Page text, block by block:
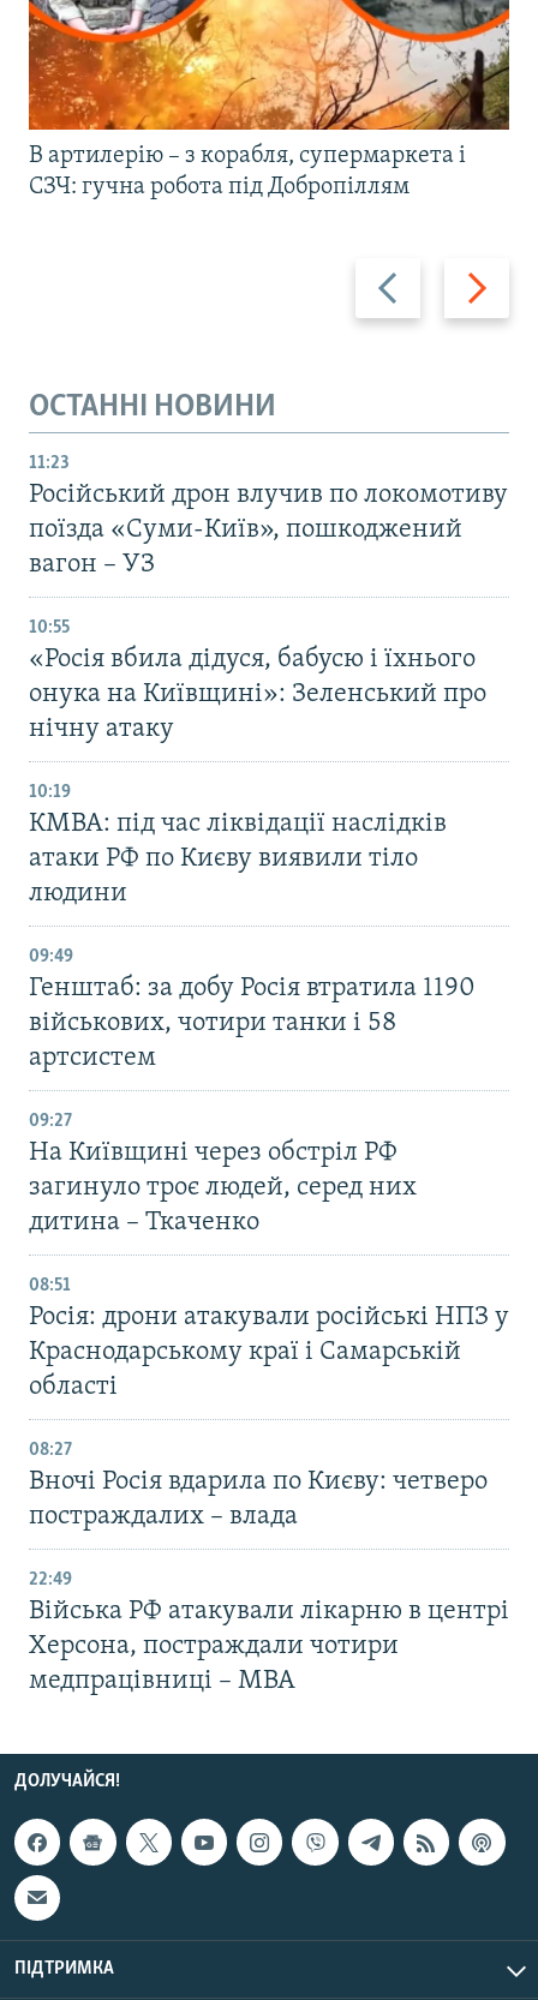
Назад Вперед
В артилерію – з корабля, супермаркета і
СЗЧ: гучна робота під Добропіллям
ОСТАННІ НОВИНИ
11:23
Російський дрон влучив по локомотиву
поїзда «Суми-Київ», пошкоджений
вагон – УЗ
10:55
«Росія вбила дідуся, бабусю і їхнього
онука на Київщині»: Зеленський про
нічну атаку
10:19
КМВА: під час ліквідації наслідків
атаки РФ по Києву виявили тіло
людини
09:49
Генштаб: за добу Росія втратила 1190
військових, чотири танки і 58
артсистем
09:27
На Київщині через обстріл РФ
загинуло троє людей, серед них
дитина – Ткаченко
08:51
Росія: дрони атакували російські НПЗ у
Краснодарському краї і Самарській
області
08:27
Вночі Росія вдарила по Києву: четверо
постраждалих – влада
22:49
Війська РФ атакували лікарню в центрі
Херсона, постраждали чотири
медпрацівниці – МВА
ДОЛУЧАЙСЯ!
ПІДТРИМКА